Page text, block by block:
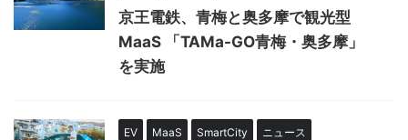
京王電鉄、青梅と奥多摩で観光型
MaaS 「TAMa-GO青梅・奥多摩」
を実施
EV MaaS SmartCity ニュース